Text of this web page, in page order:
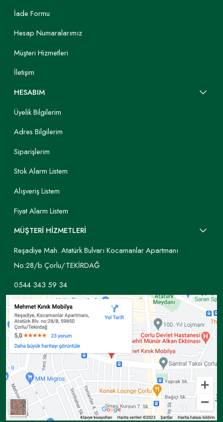
İade Formu
Hesap Numaralarımız
Müşteri Hizmetleri
İletişim
HESABIM
Üyelik Bilgilerim
Adres Bilgilerim
Siparişlerim
Stok Alarm Listem
Alışveriş Listem
Fiyat Alarm Listem
MÜŞTERİ HİZMETLERİ
Reşadiye Mah. Atatürk Bulvarı Kocamanlar Apartmanı
No:28/b Çorlu/TEKİRDAĞ
0544 343 59 34